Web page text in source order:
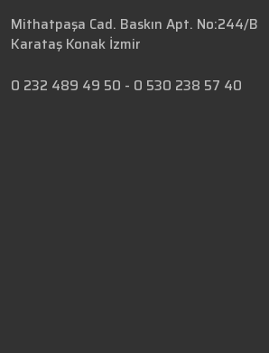
Mithatpaşa Cad. Baskın Apt. No:244/B
Karataş Konak İzmir
0 232 489 49 50 - 0 530 238 57 40